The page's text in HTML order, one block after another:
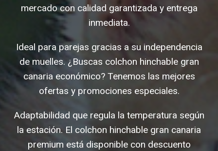
mercado con calidad garantizada y entrega
inmediata.
Ideal para parejas gracias a su independencia
de muelles. ¿Buscas colchon hinchable gran
canaria económico? Tenemos las mejores
ofertas y promociones especiales.
Adaptabilidad que regula la temperatura según
la estación. El colchon hinchable gran canaria
premium está disponible con descuento